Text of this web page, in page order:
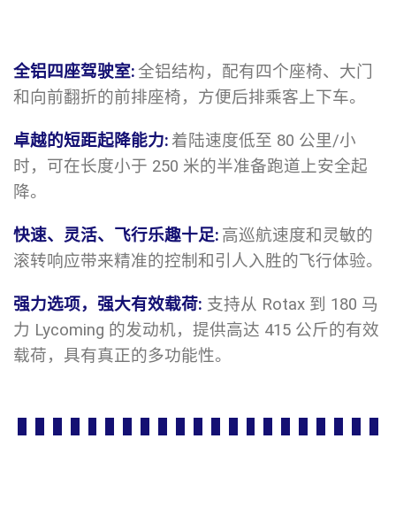
全铝四座驾驶室:全铝结构，配有四个座椅、大门
和向前翻折的前排座椅，方便后排乘客上下车。
卓越的短距起降能力:着陆速度低至 80 公里/小
时，可在长度小于 250 米的半准备跑道上安全起
降。
快速、灵活、飞行乐趣十足: 高巡航速度和灵敏的
滚转响应带来精准的控制和引人入胜的飞行体验。
强力选项，强大有效载荷: 支持从 Rotax 到 180 马
力 Lycoming 的发动机，提供高达 415 公斤的有效
载荷，具有真正的多功能性。